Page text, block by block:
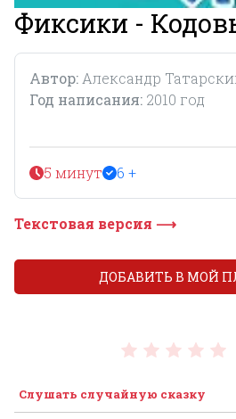
Фиксики -
Автор: Александр
Год написания: 2010 год
5 минут 6 +
Текстовая версия ⟶
Слушать случайную сказку
ДОБАВИТЬ В МОЙ